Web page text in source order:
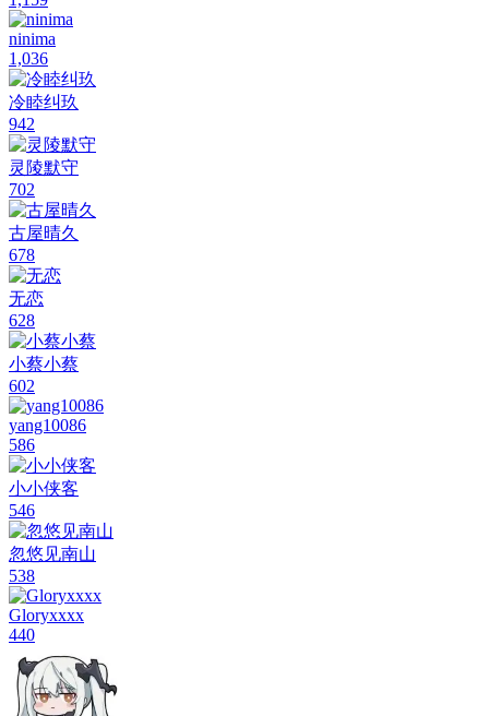
702
古屋晴久
678
无恋
628
小蔡小蔡
602
yang10086
586
小小侠客
546
忽悠见南山
538
Gloryxxxx
440
夙夜丶忧叹
418
小鳥遊丶六婲
340